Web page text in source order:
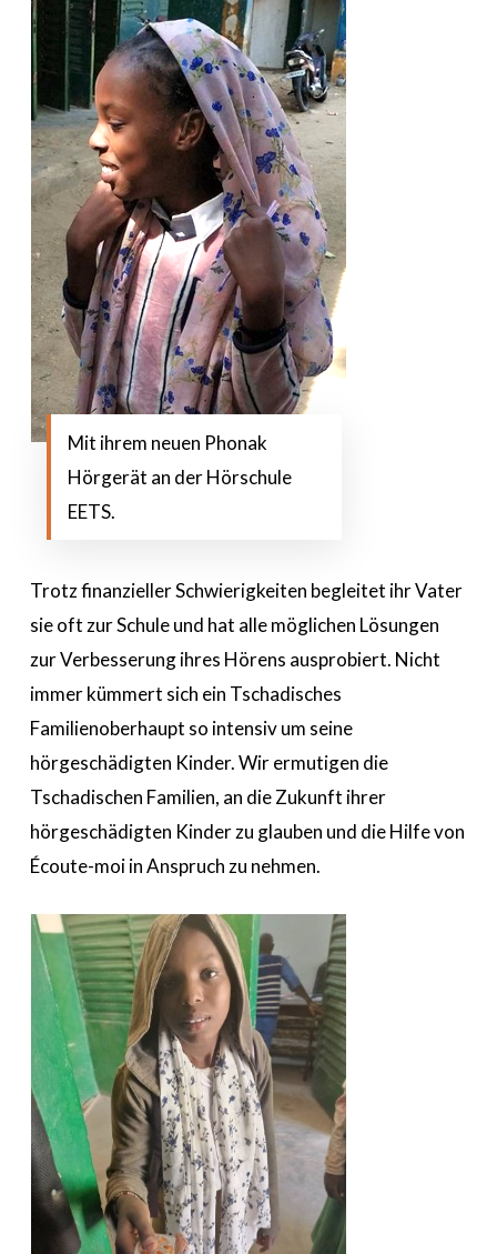
Mit ihrem neuen Phonak
Hörgerät an der Hörschule
EETS.
Trotz finanzieller Schwierigkeiten begleitet ihr Vater
sie oft zur Schule und hat alle möglichen Lösungen
zur Verbesserung ihres Hörens ausprobiert. Nicht
immer kümmert sich ein Tschadisches
Familienoberhaupt so intensiv um seine
hörgeschädigten Kinder. Wir ermutigen die
Tschadischen Familien, an die Zukunft ihrer
hörgeschädigten Kinder zu glauben und die Hilfe von
Écoute-moi in Anspruch zu nehmen.